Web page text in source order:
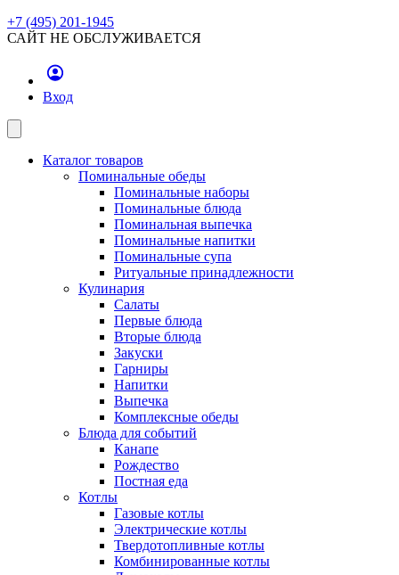
+7 (495) 201-1945
САЙТ НЕ ОБСЛУЖИВАЕТСЯ
Вход
Каталог товаров
Поминальные обеды
Поминальные наборы
Поминальные блюда
Поминальная выпечка
Поминальные напитки
Поминальные супа
Ритуальные принадлежности
Кулинария
Салаты
Первые блюда
Вторые блюда
Закуски
Гарниры
Напитки
Выпечка
Комплексные обеды
Блюда для событий
Канапе
Рождество
Постная еда
Котлы
Газовые котлы
Электрические котлы
Твердотопливные котлы
Комбинированные котлы